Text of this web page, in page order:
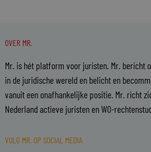
OVER MR.
Mr. is hét platform voor juristen. Mr. bericht
in de juridische wereld en belicht en
vanuit een onafhankelijke positie. Mr. richt
Nederland actieve juristen en WO-
VOLG MR. OP SOCIAL MEDIA